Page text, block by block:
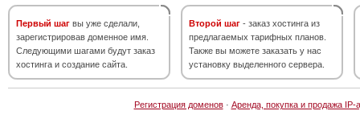
Первый шаг вы уже сделали,
зарегистрировав доменное имя.
Следующими шагами будут заказ
хостинга и создание сайта.
Второй шаг - заказ хостинга из
предлагаемых тарифных планов.
Также вы можете заказать у нас
установку выделенного сервера.
Регистрация доменов· Аренда, покупка и продажа IP-